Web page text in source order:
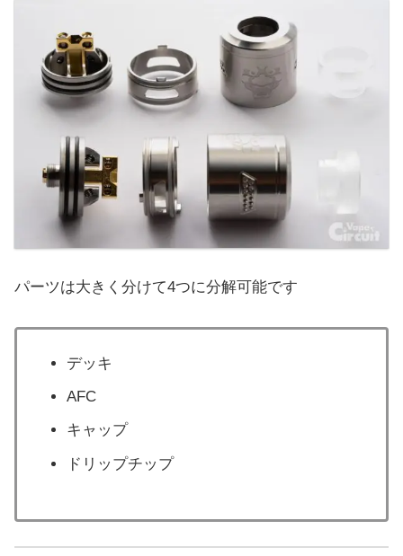
パーツは大きく分けて4つに分解可能です
デッキ
AFC
キャップ
ドリップチップ